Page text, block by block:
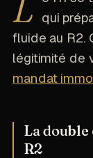
qui
fluide au R2.
légitimité de
mandat
La
R2